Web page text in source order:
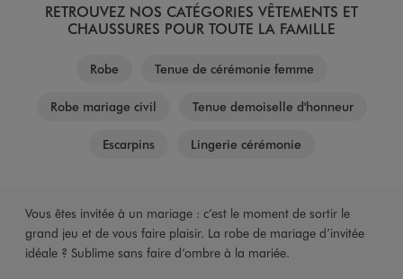
RETROUVEZ NOS CATÉGORIES VÊTEMENTS ET
CHAUSSURES POUR TOUTE LA FAMILLE
Robe Tenue de cérémonie femme
Robe mariage civil Tenue demoiselle d'honneur
Escarpins Lingerie cérémonie
Vous êtes invitée à un mariage : c’est le moment de sortir le
grand jeu et de vous faire plaisir. La robe de mariage d’invitée
idéale ? Sublime sans faire d’ombre à la mariée.